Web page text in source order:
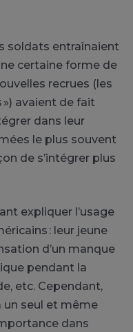
soldats entraînaient
certaine forme de
recrues (les
») avaient de fait
dans leur
le plus souvent
de s’intégrer plus
expliquer l’usage
: leur jeune
d’un manque
pendant la
etc. Cependant,
seul et même
dans